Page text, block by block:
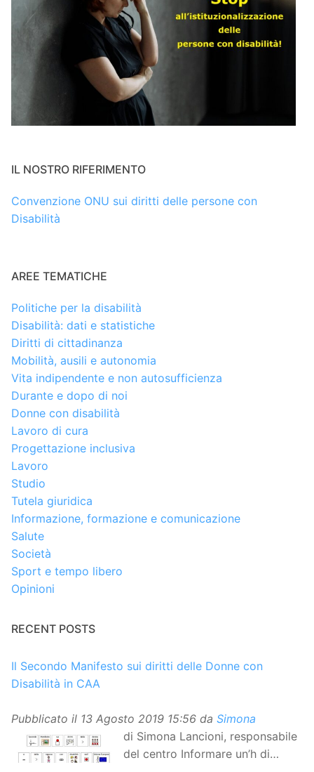
IL NOSTRO RIFERIMENTO
Convenzione ONU sui diritti delle persone con
Disabilità
AREE TEMATICHE
Politiche per la disabilità
Disabilità: dati e statistiche
Diritti di cittadinanza
Mobilità, ausili e autonomia
Vita indipendente e non autosufficienza
Durante e dopo di noi
Donne con disabilità
Lavoro di cura
Progettazione inclusiva
Lavoro
Studio
Tutela giuridica
Informazione, formazione e comunicazione
Salute
Società
Sport e tempo libero
Opinioni
RECENT POSTS
Il Secondo Manifesto sui diritti delle Donne con
Disabilità in CAA
Pubblicato il 13 Agosto 2019 15:56 da Simona
di Simona Lancioni, responsabile
del centro Informare un’h di